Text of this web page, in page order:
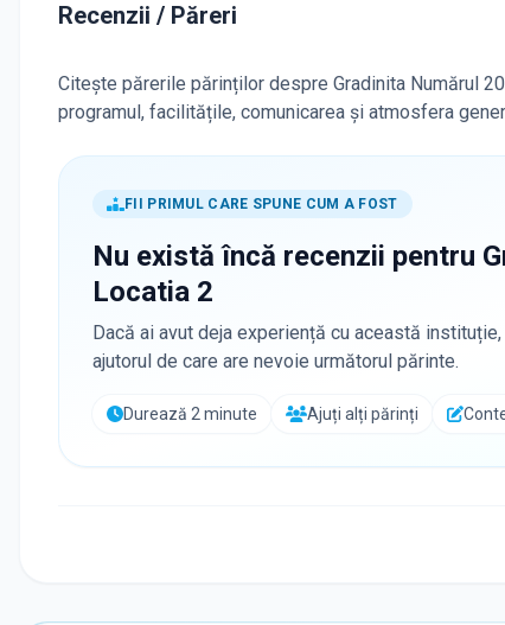
Recenzii / Păreri
Citește părerile părinților despre Gradinita Numărul
programul, facilitățile, comunicarea și atmosfera
FII PRIMUL CARE SPUNE CUM A FOST
Nu există încă recenzii pentru
Locatia 2
Dacă ai avut deja experiență cu această
ajutorul de care are nevoie următorul părinte.
Durează 2 minute Ajuți alți părinți